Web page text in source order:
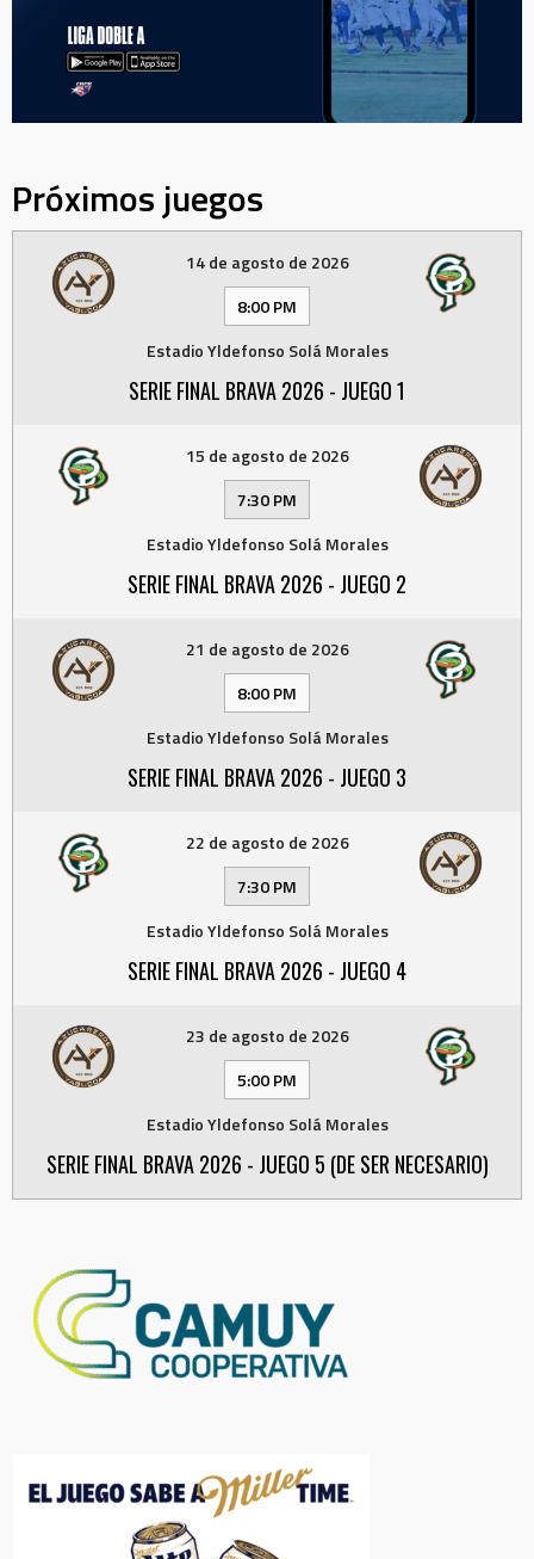
Próximos juegos
14 de agosto de 2026
8:00 PM
Estadio Yldefonso Solá Morales
SERIE FINAL BRAVA 2026 - JUEGO 1
15 de agosto de 2026
7:30 PM
Estadio Yldefonso Solá Morales
SERIE FINAL BRAVA 2026 - JUEGO 2
21 de agosto de 2026
8:00 PM
Estadio Yldefonso Solá Morales
SERIE FINAL BRAVA 2026 - JUEGO 3
22 de agosto de 2026
7:30 PM
Estadio Yldefonso Solá Morales
SERIE FINAL BRAVA 2026 - JUEGO 4
23 de agosto de 2026
5:00 PM
Estadio Yldefonso Solá Morales
SERIE FINAL BRAVA 2026 - JUEGO 5 (DE SER NECESARIO)